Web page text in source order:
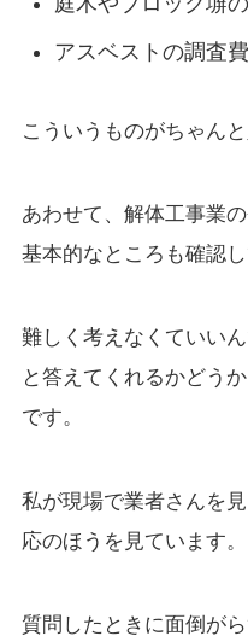
アスベストの調査費
こういうものがちゃん
あわせて、解体工事業
基本的なところも確認
難しく考えなくていい
と答えてくれるかどう
です。
私が現場で業者さんを
応のほうを見ています。
質問したときに面倒が